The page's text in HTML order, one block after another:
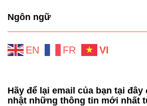
Ngôn ngữ
EN FR VI
Hãy để lại email của bạn tại
nhật những thông tin mới nhất